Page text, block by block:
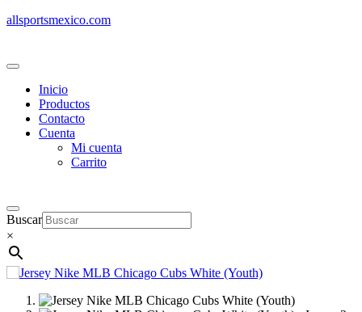
allsportsmexico.com
Inicio
Productos
Contacto
Cuenta
Mi cuenta
Carrito
Buscar
×